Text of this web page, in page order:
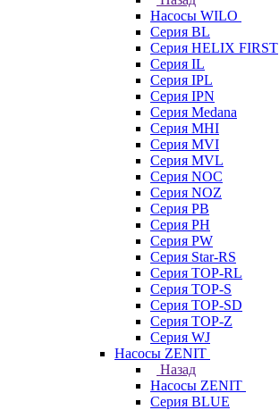
Насосы WILO
Серия BL
Серия HELIX FIRST
Серия IL
Серия IPL
Серия IPN
Серия Medana
Серия MHI
Серия MVI
Серия MVL
Серия NOC
Серия NOZ
Серия PB
Серия PH
Серия PW
Серия Star-RS
Серия TOP-RL
Серия TOP-S
Серия TOP-SD
Серия TOP-Z
Серия WJ
Насосы ZENIT
Назад
Насосы ZENIT
Серия BLUE